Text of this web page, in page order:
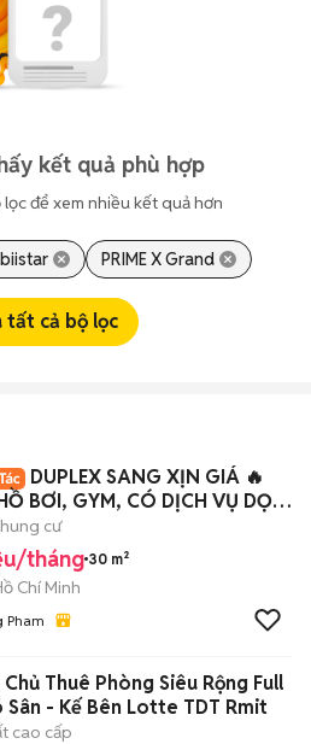
kết quả phù hợp
để xem nhiều kết quả hơn
PRIME X Grand
tất cả bộ lọc
DUPLEX SANG XỊN GIÁ 🔥
BƠI, GYM, CÓ DỊCH VỤ DỌN
cư
tháng 30 m²
Chí Minh
Pham
Chủ Thuê Phòng Siêu Rộng Full
Sân - Kế Bên Lotte TDT Rmit
cao cấp